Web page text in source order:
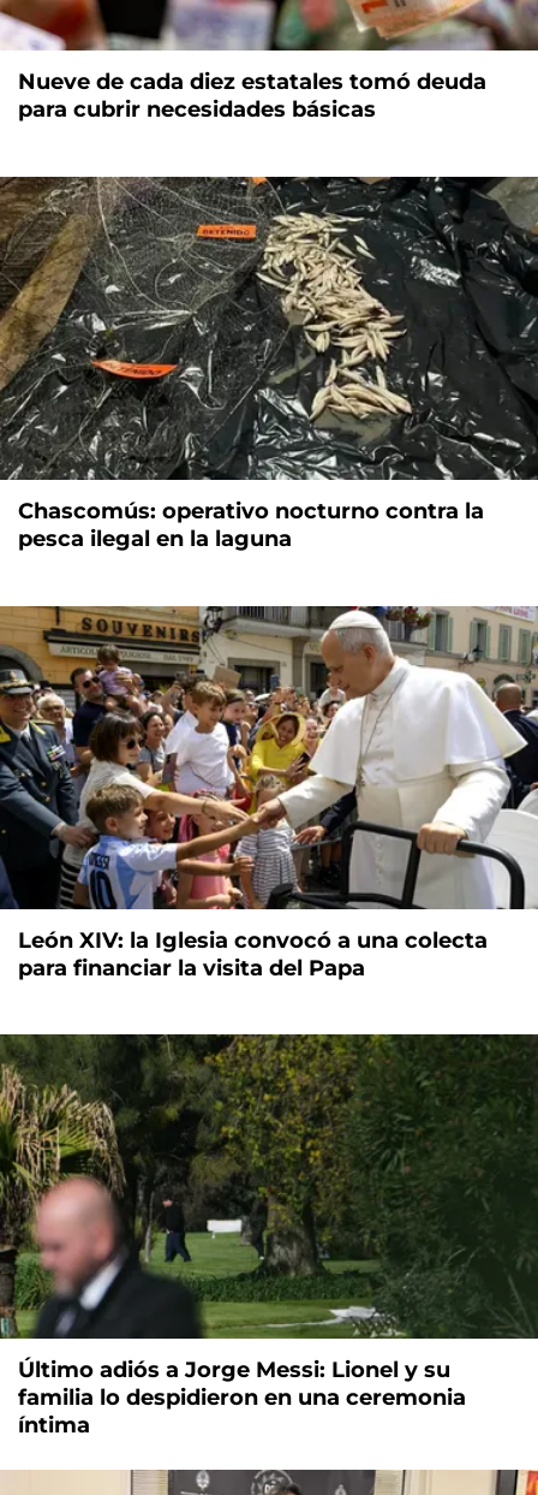
Nueve de cada diez estatales tomó deuda
para cubrir necesidades básicas
Chascomús: operativo nocturno contra la
pesca ilegal en la laguna
León XIV: la Iglesia convocó a una colecta
para financiar la visita del Papa
Último adiós a Jorge Messi: Lionel y su
familia lo despidieron en una ceremonia
íntima